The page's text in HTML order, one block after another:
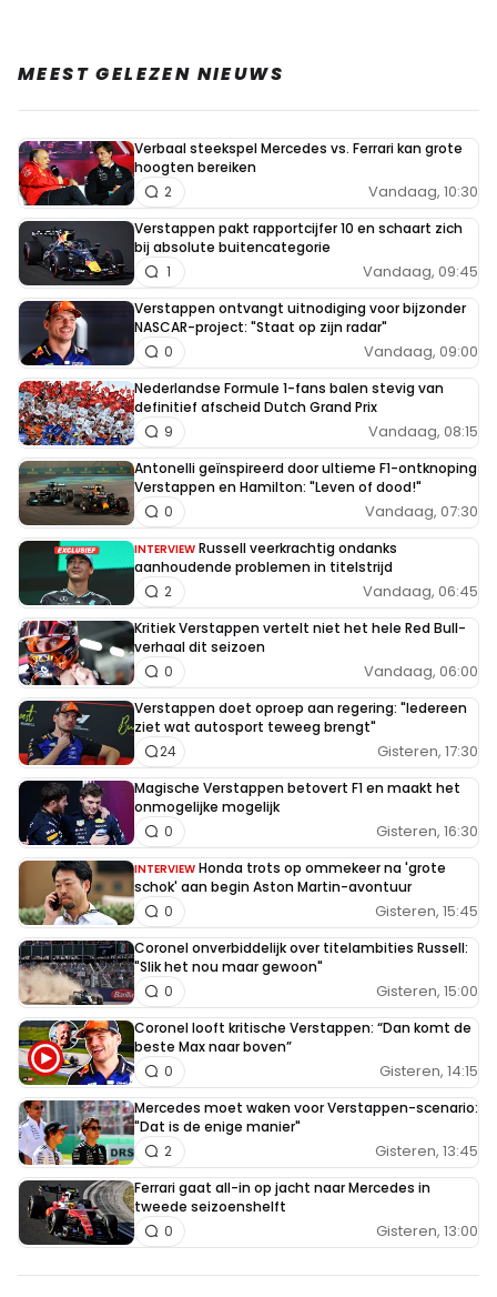
MEEST GELEZEN NIEUWS
Verbaal steekspel Mercedes vs. Ferrari kan grote
hoogten bereiken
Vandaag, 10:30
2
Verstappen pakt rapportcijfer 10 en schaart zich
bij absolute buitencategorie
Vandaag, 09:45
1
Verstappen ontvangt uitnodiging voor bijzonder
NASCAR-project: "Staat op zijn radar"
Vandaag, 09:00
0
Nederlandse Formule 1-fans balen stevig van
definitief afscheid Dutch Grand Prix
Vandaag, 08:15
9
Antonelli geïnspireerd door ultieme F1-ontknoping
Verstappen en Hamilton: "Leven of dood!"
Vandaag, 07:30
0
INTERVIEW Russell veerkrachtig ondanks
aanhoudende problemen in titelstrijd
Vandaag, 06:45
2
Kritiek Verstappen vertelt niet het hele Red Bull-
verhaal dit seizoen
Vandaag, 06:00
0
Verstappen doet oproep aan regering: "Iedereen
ziet wat autosport teweeg brengt"
Gisteren, 17:30
24
Magische Verstappen betovert F1 en maakt het
onmogelijke mogelijk
Gisteren, 16:30
0
INTERVIEW Honda trots op ommekeer na 'grote
schok' aan begin Aston Martin-avontuur
Gisteren, 15:45
0
Coronel onverbiddelijk over titelambities Russell:
"Slik het nou maar gewoon"
Gisteren, 15:00
0
Coronel looft kritische Verstappen: “Dan komt de
beste Max naar boven”
Gisteren, 14:15
0
Mercedes moet waken voor Verstappen-scenario:
"Dat is de enige manier"
Gisteren, 13:45
2
Ferrari gaat all-in op jacht naar Mercedes in
tweede seizoenshelft
Gisteren, 13:00
0